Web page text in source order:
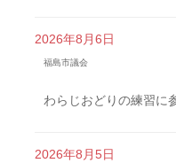
2026年8月6日
福島市議会
わらじおどりの練習に
2026年8月5日